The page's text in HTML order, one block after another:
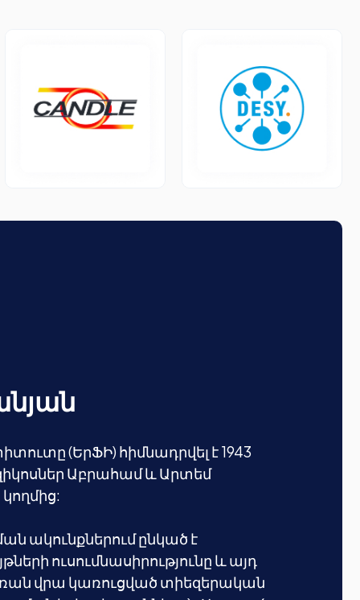
(ԵրՖԻ) հիմնադրվել է 1943
Աբրահամ և Արտեմ
ակունքներում ընկած է
ուսումնասիրությունը և այդ
վրա կառուցված տիեզերական